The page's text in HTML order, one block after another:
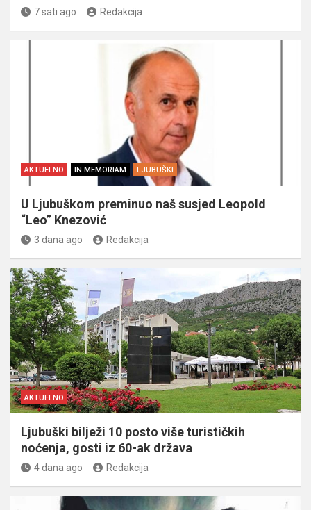
7 sati ago Redakcija
AKTUELNO IN MEMORIAM LJUBUŠKI
U Ljubuškom preminuo naš susjed Leopold
“Leo” Knezović
3 dana ago Redakcija
AKTUELNO
Ljubuški bilježi 10 posto više turističkih
noćenja, gosti iz 60-ak država
4 dana ago Redakcija